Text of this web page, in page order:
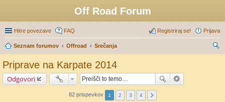
Off Road Forum
Hitre povezave FAQ Prijava
Registriraj se!
Seznam forumov Offroad
Srečanja
Priprave na Karpate 2014
Odgovori
82 prispevkov 1 2 3 4